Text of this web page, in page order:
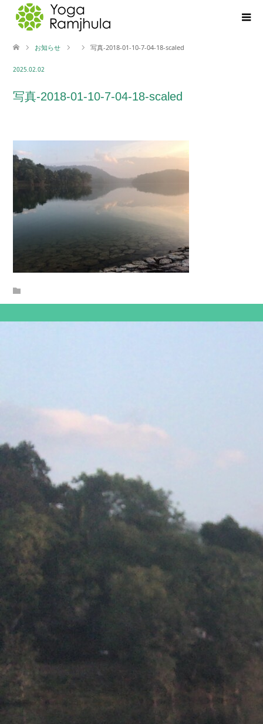
お知らせ 写真-2018-01-10-7-04-18-scaled
2025.02.02
写真-2018-01-10-7-04-18-scaled